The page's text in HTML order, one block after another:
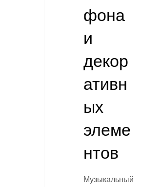
фона
и
декор
ативн
ых
элеме
нтов
Музыкальный